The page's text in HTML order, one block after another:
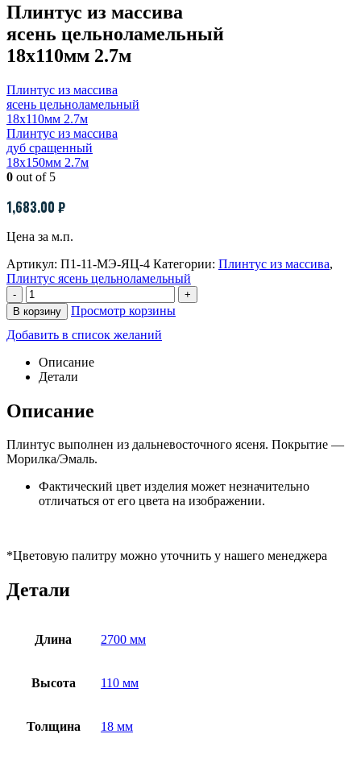
Плинтус из массива
ясень цельноламельный
18х110мм 2.7м
Плинтус из массива
ясень цельноламельный
18х110мм 2.7м
Плинтус из массива
дуб сращенный
18х150мм 2.7м
0 out of 5
1,683.00 ₽
Цена за м.п.
Артикул: П1-11-МЭ-ЯЦ-4 Категории: Плинтус из массива,
Плинтус ясень цельноламельный
-
+
В корзину
Просмотр корзины
Добавить в список желаний
Описание
Детали
Описание
Плинтус выполнен из дальневосточного ясеня. Покрытие —
Морилка/Эмаль.
Фактический цвет изделия может незначительно
отличаться от его цвета на изображении.
*Цветовую палитру можно уточнить у нашего менеджера
Детали
Длина 2700 мм
Высота 110 мм
Толщина 18 мм